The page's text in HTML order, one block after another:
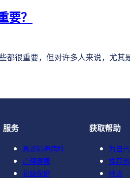
？
都很重要，但对许多人来说，尤
服务
急诊精神病科
心理健康
初级保健
获取帮助
为自
推荐
地点